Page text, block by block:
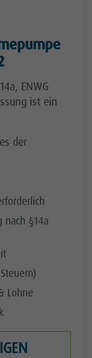
ENWG
ist ein
der
nach §14a
Lohne